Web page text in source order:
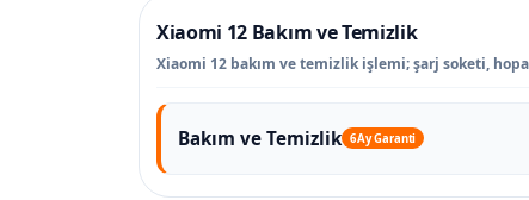
Xiaomi 12 Bakım ve Temizlik
Xiaomi 12 bakım ve temizlik işlemi; şarj soketi,
Bakım ve Temizlik 6 Ay Garanti